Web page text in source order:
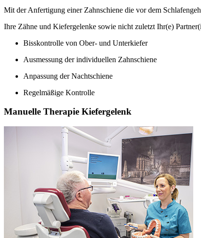
Mit der Anfertigung einer Zahnschiene die vor dem
Ihre Zähne und Kiefergelenke sowie nicht zuletzt Ihr(e)
Bisskontrolle von Ober- und Unterkiefer
Ausmessung der individuellen Zahnschiene
Anpassung der Nachtschiene
Regelmäßige Kontrolle
Manuelle Therapie Kiefergelenk